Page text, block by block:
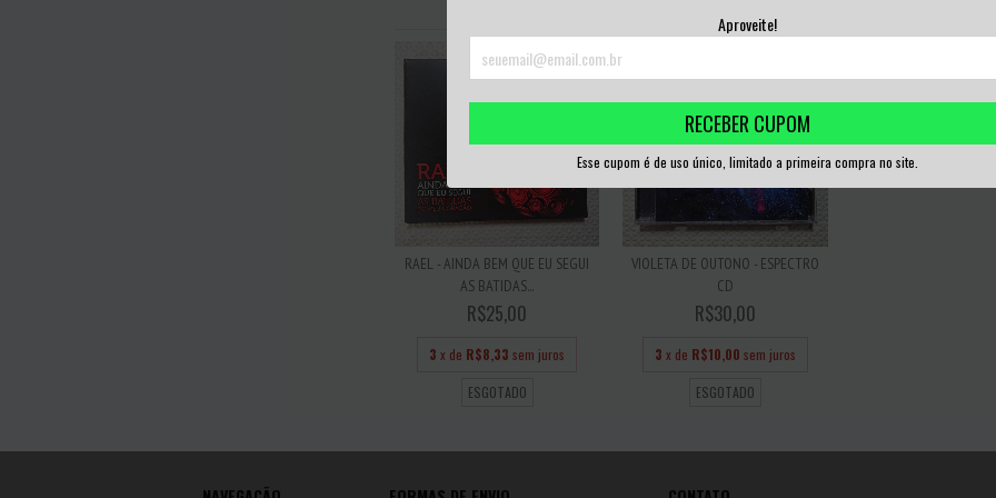
Aproveite!
RECEBER CUPOM
Esse cupom é de uso único, limitado a primeira compra no site.
RAEL - AINDA BEM QUE EU SEGUI
AS BATIDAS...
R$25,00
3 x de R$8,33 sem juros
ESGOTADO
VIOLETA DE OUTONO - ESPECTRO
CD
R$30,00
3 x de R$10,00 sem juros
ESGOTADO